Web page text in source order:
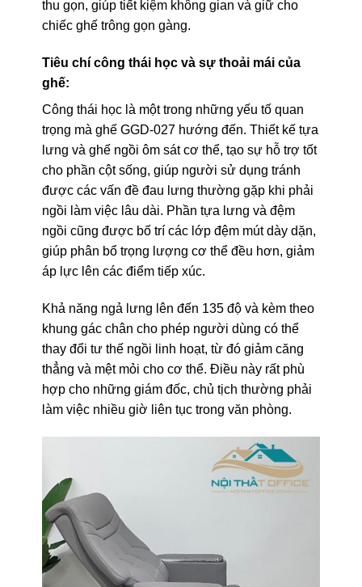
thu gọn, giúp tiết kiệm không gian và giữ cho
chiếc ghế trông gọn gàng.
Tiêu chí công thái học và sự thoải mái của
ghế:
Công thái học là một trong những yếu tố quan
trọng mà ghế GGD-027 hướng đến. Thiết kế tựa
lưng và ghế ngồi ôm sát cơ thể, tạo sự hỗ trợ tốt
cho phần cột sống, giúp người sử dụng tránh
được các vấn đề đau lưng thường gặp khi phải
ngồi làm việc lâu dài. Phần tựa lưng và đệm
ngồi cũng được bố trí các lớp đệm mút dày dặn,
giúp phân bổ trọng lượng cơ thể đều hơn, giảm
áp lực lên các điểm tiếp xúc.
Khả năng ngả lưng lên đến 135 độ và kèm theo
khung gác chân cho phép người dùng có thể
thay đổi tư thế ngồi linh hoạt, từ đó giảm căng
thẳng và mệt mỏi cho cơ thể. Điều này rất phù
hợp cho những giám đốc, chủ tịch thường phải
làm việc nhiều giờ liên tục trong văn phòng.